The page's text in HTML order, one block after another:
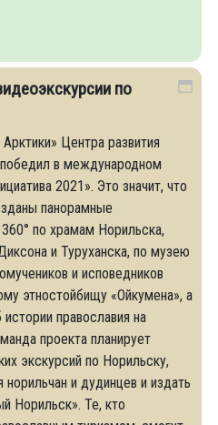
по
Центра развития
в международном
2021». Это значит, что
панорамные
по храмам Норильска,
и Туруханска, по музею
и исповедников
этностойбищу «Ойкумена», а
православия на
проекта планирует
экскурсий по Норильску,
и дудинцев и издать
Норильск». Те, кто